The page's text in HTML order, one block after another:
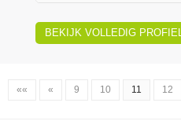
BEKIJK VOLLEDIG PROFIEL
«« « 9 10 11 12